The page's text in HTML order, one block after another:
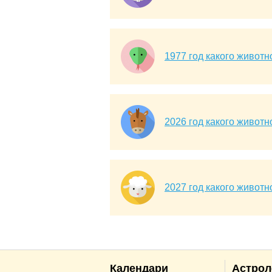
1977 год какого
2026 год какого
2027 год какого
Календари